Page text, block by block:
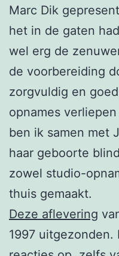
Marc Dik
het in de gaten
wel erg de
de voorbereiding
zorgvuldig en
opnames
ben ik samen met
haar geboorte
zowel studio-
thuis gemaakt.
Deze aflevering
1997